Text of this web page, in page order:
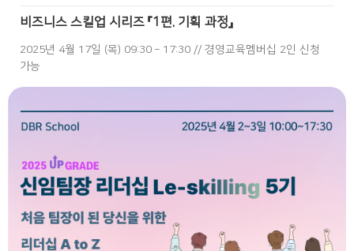
비즈니스 스킬업 시리즈 『1편. 기획 과정』
2025년 4월 17일 (목) 09:30 – 17:30 // 경영교육멤버십 2인 신청
가능